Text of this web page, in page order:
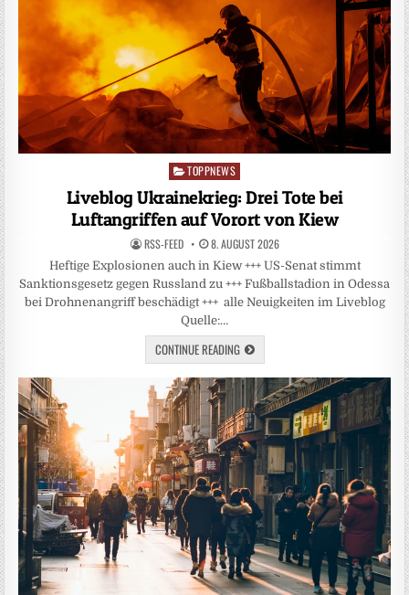
Posted
in
TOPPNEWS
Liveblog Ukrainekrieg: Drei Tote bei
Luftangriffen auf Vorort von Kiew
RSS-FEED 8. AUGUST 2026
Heftige Explosionen auch in Kiew +++ US-Senat stimmt
Sanktionsgesetz gegen Russland zu +++ Fußballstadion in Odessa
bei Drohnenangriff beschädigt +++ alle Neuigkeiten im Liveblog
Quelle:…
CONTINUE READING